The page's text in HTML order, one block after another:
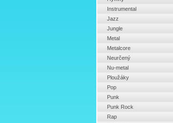
Instrumental
Jazz
Jungle
Metal
Metalcore
Neurčený
Nu-metal
Ploužáky
Pop
Punk
Punk Rock
Rap